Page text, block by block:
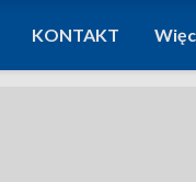
KONTAKT